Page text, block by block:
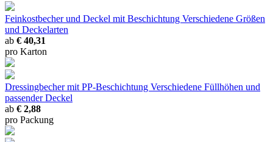
Feinkostbecher und Deckel mit Beschichtung Verschiedene Größen
und Deckelarten
ab € 40,31
pro Karton
Dressingbecher mit PP-Beschichtung Verschiedene Füllhöhen und
passender Deckel
ab € 2,88
pro Packung